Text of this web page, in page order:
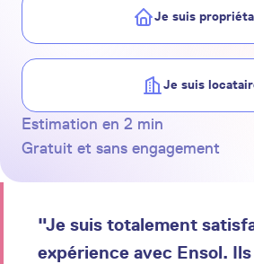
Je suis
Je suis
Estimation en 2 min
Gratuit et sans engagement
"Je suis totalement
expérience avec Ensol.